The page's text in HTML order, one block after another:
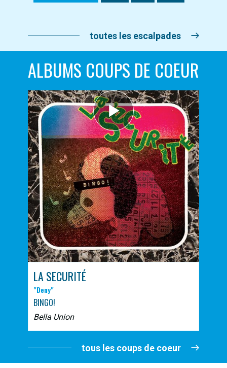
toutes les escalpades
ALBUMS COUPS DE COEUR
LA SECURITÉ
"Deny"
BINGO!
Bella Union
tous les coups de coeur